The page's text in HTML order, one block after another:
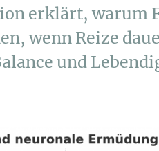
erklärt, warum
wenn Reize
und